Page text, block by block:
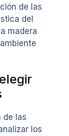
de las
del
madera
de las
los